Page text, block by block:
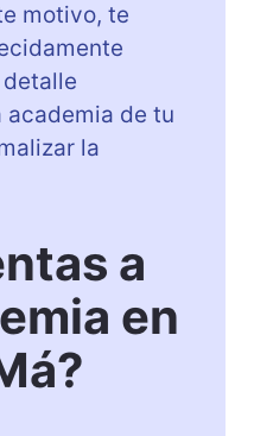
motivo, te
de tu
la
a
en